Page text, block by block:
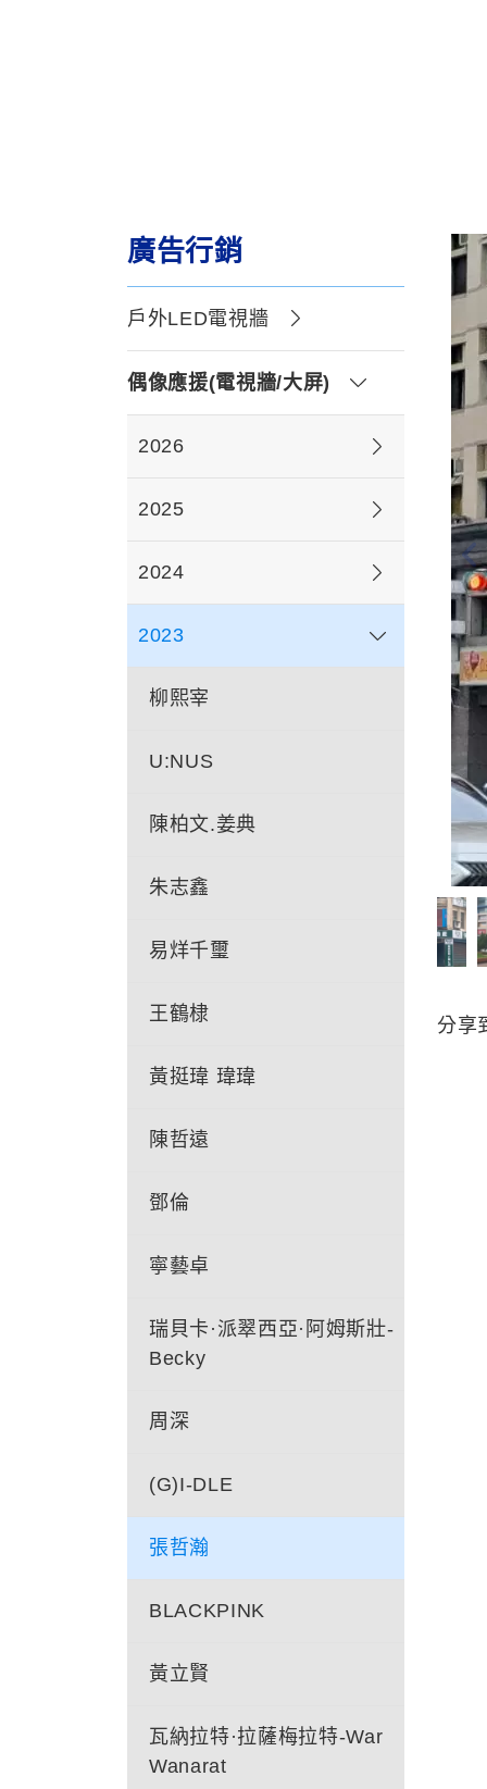
廣告行銷
戶外LED電視牆
偶像應援(電視牆/大屏)
2026
2025
2024
2023
柳熙宰
U:NUS
陳柏文.姜典
朱志鑫
易烊千璽
王鶴棣
黃挺瑋 瑋瑋
陳哲遠
鄧倫
寧藝卓
瑞貝卡·派翠西亞·阿姆斯壯-
Becky
周深
(G)I-DLE
張哲瀚
BLACKPINK
黃立賢
瓦納拉特·拉薩梅拉特-War
Wanarat
分享